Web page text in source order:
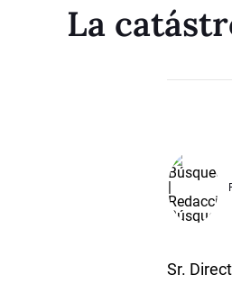
La
Sr.